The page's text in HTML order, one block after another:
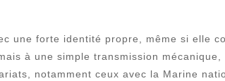
une forte identité propre, même si elle
à une simple transmission mécanique,
notamment ceux avec la Marine